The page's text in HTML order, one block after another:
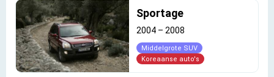
Sportage
2004 – 2008
Middelgrote SUV
Koreaanse auto's